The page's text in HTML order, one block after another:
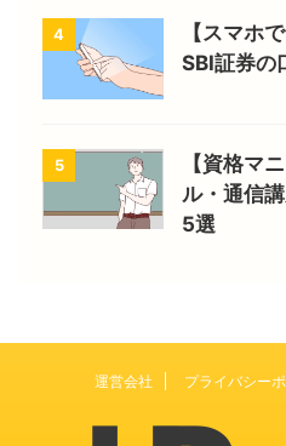
4
【スマホ
SBI証券の
5
【資格マ
ル・通信
5選
運営会社 プライバシー